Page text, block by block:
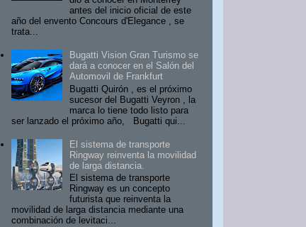
antes del inicio oficial de este
año del envento Concours d'Elegance , se
trata...
Bugatti Vision Gran Turismo se
dará a conocer en el Salón del
Automovil de Frankfurt
Bugatti Quirón , es el próximo
sucesor del Bugatti Veyron , la
marca lo tiene todo listo para
ser lanzado el próximo año, Bugatti qui...
El sistema de transporte
Ringway reinventa la movilidad
de larga distancia.
El sistema de transporte
Ringway es un concepto
futurista que reinventa la
movilidad de larga distancia mediante una
combinación de levitaci...